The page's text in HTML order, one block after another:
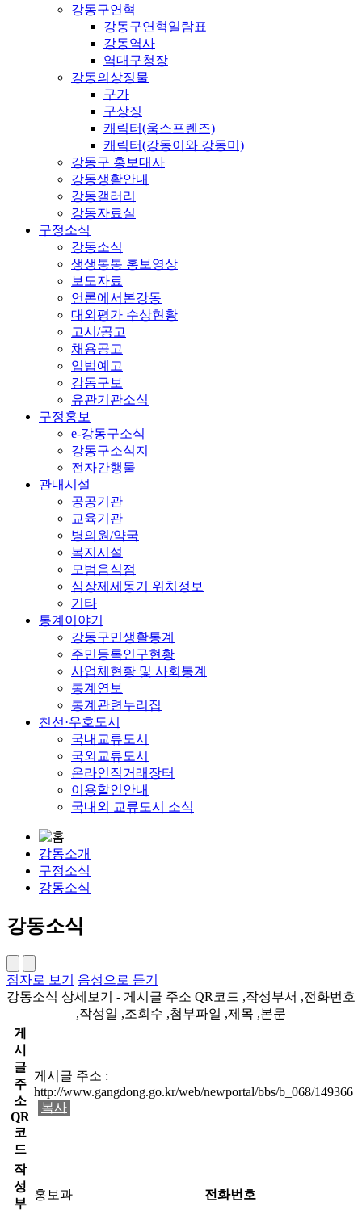
강동구연혁
강동구연혁일람표
강동역사
역대구청장
강동의상징물
구가
구상징
캐릭터(움스프렌즈)
캐릭터(강동이와 강동미)
강동구 홍보대사
강동생활안내
강동갤러리
강동자료실
구정소식
강동소식
생생통통 홍보영상
보도자료
언론에서본강동
대외평가 수상현황
고시/공고
채용공고
입법예고
강동구보
유관기관소식
구정홍보
e-강동구소식
강동구소식지
전자간행물
관내시설
공공기관
교육기관
병의원/약국
복지시설
모범음식점
심장제세동기 위치정보
기타
통계이야기
강동구민생활통계
주민등록인구현황
사업체현황 및 사회통계
통계연보
통계관련누리집
친선·우호도시
국내교류도시
국외교류도시
온라인직거래장터
이용할인안내
국내외 교류도시 소식
강동소개
구정소식
강동소식
강동소식
점자로 보기
음성으로 듣기
강동소식 상세보기 - 게시글 주소 QR코드 ,작성부서 ,전화번호
,작성일 ,조회수 ,첨부파일 ,제목 ,본문
게
시
글
주
소
QR
코
드
게시글 주소 :
http://www.gangdong.go.kr/web/newportal/bbs/b_068/149366
복사
작
성
부
홍보과 전화번호